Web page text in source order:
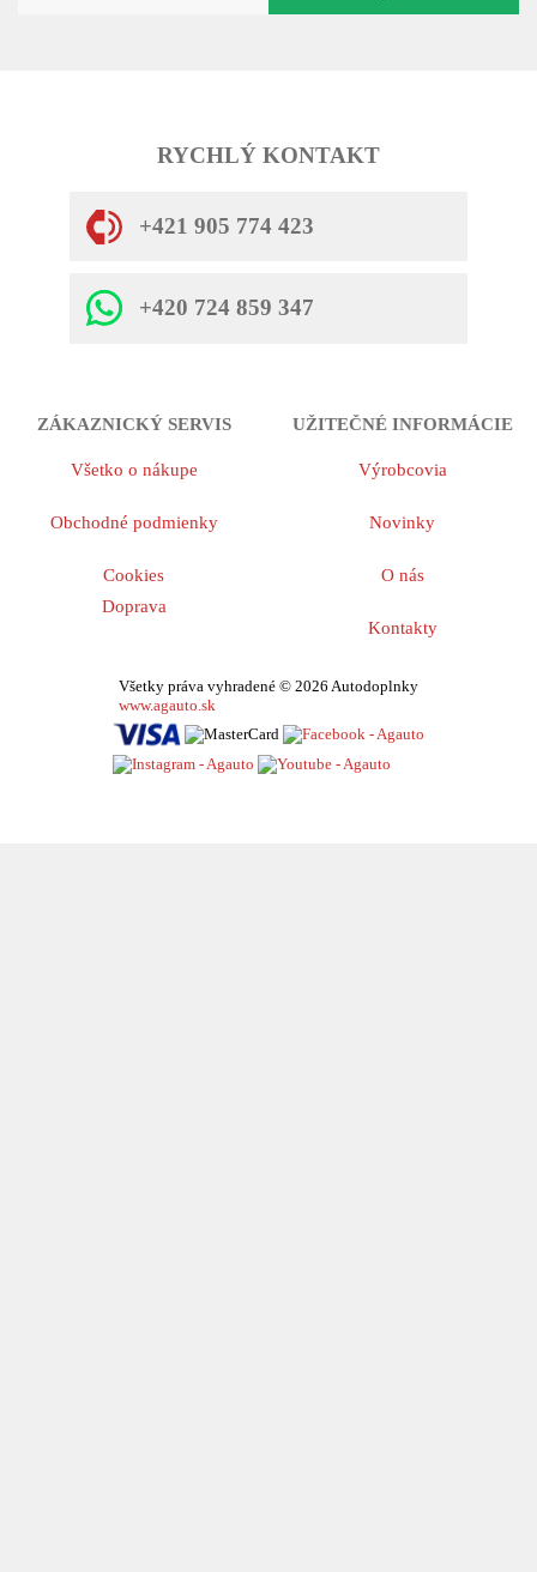
RYCHLÝ KONTAKT
+421 905 774 423
+420 724 859 347
ZÁKAZNICKÝ SERVIS
Všetko o nákupe
Obchodné podmienky
Cookies
Doprava
UŽITEČNÉ INFORMÁCIE
Výrobcovia
Novinky
O nás
Kontakty
Všetky práva vyhradené © 2026 Autodoplnky
www.agauto.sk